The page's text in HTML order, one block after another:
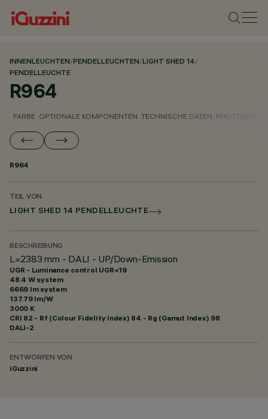
INNENLEUCHTEN/PENDELLEUCHTEN/LIGHT SHED 14/
PENDELLEUCHTE
R964
FARBE OPTIONALE KOMPONENTEN TECHNISCHE DATEN
R964
TEIL VON
LIGHT SHED 14 PENDELLEUCHTE
BESCHREIBUNG
L=2383 mm - DALI - UP/Down-Emission
UGR - Luminance control UGR<19
48.4 W system
6669 lm system
137.79 lm/W
3000 K
CRI 82 - Rf (Colour Fidelity Index) 84 - Rg (Gamut Index) 98
DALI-2
ENTWORFEN VON
iGuzzini